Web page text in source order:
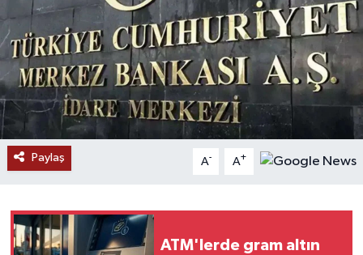
Paylaş A- A+
ATM'lerde gram altın
RESMİ İLANLAR